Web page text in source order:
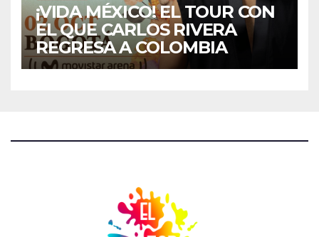
¡VIDA MÉXICO! EL TOUR CON
EL QUE CARLOS RIVERA
REGRESA A COLOMBIA